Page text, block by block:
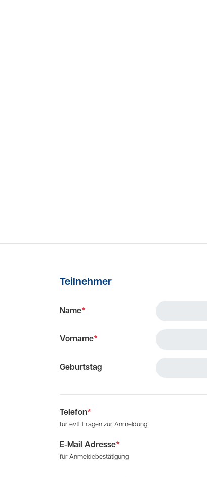
Teilnehmer
Name*
Vorname*
Geburtstag
Telefon*
für evtl. Fragen zur Anmeldung
E-Mail Adresse*
für Anmeldebestätigung